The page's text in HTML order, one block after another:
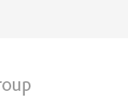
H.Stars (Guangzhou)